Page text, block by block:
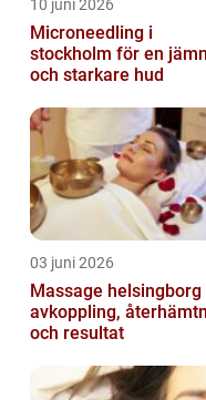
10 juni 2026
Microneedling i
stockholm för en jämnare
och starkare hud
03 juni 2026
Massage helsingborg
avkoppling,
och resultat